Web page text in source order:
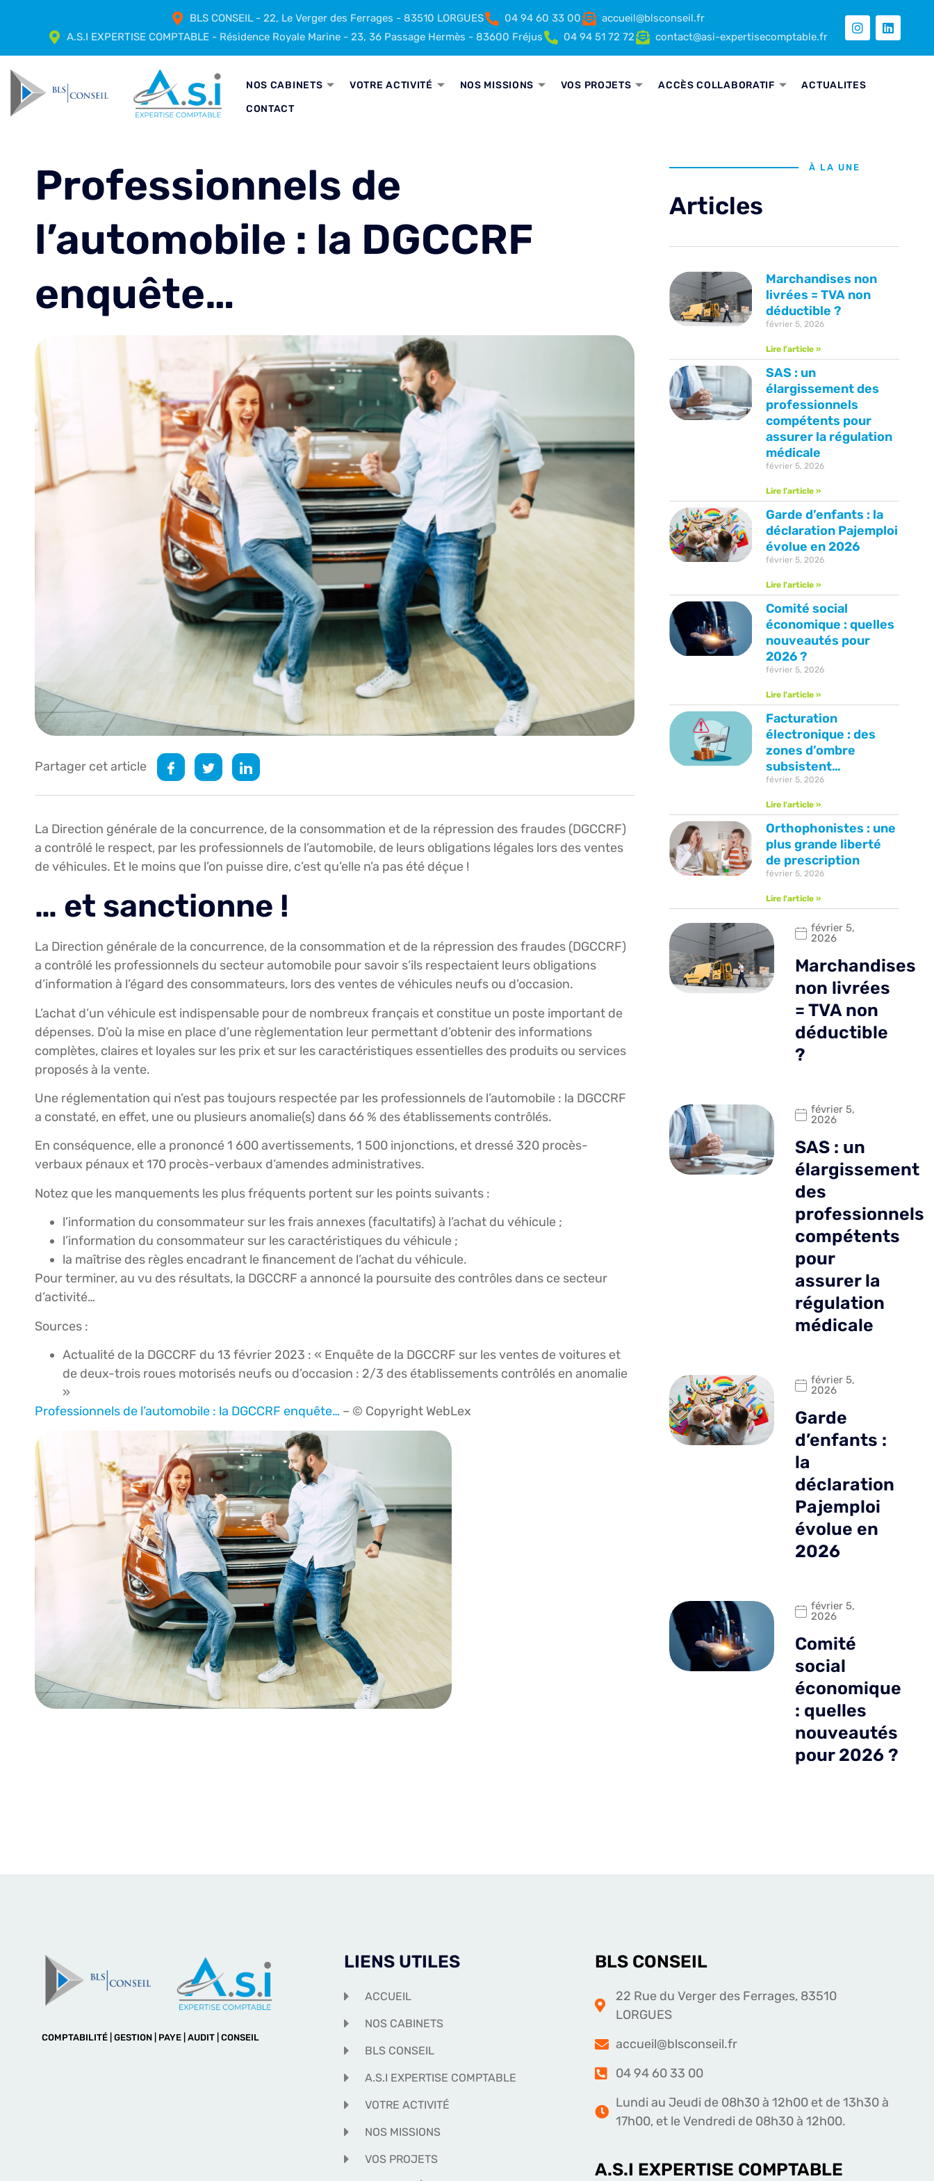
BLS CONSEIL - 22, Le Verger des Ferrages - 83510 LORGUES 04 94 60 33 00
accueil@blsconseil.fr
A.S.I EXPERTISE COMPTABLE - Résidence Royale Marine - 23, 36 Passage Hermès - 83600 Fréjus
04 94 51 72 72 contact@asi-expertisecomptable.fr
NOS CABINETS VOTRE ACTIVITÉ NOS MISSIONS VOS PROJETS ACCÈS COLLABORATIF
ACTUALITES
CONTACT
Professionnels de
l’automobile : la DGCCRF
enquête…
Partager cet article
La Direction générale de la concurrence, de la consommation et de la répression des fraudes (DGCCRF)
a contrôlé le respect, par les professionnels de l’automobile, de leurs obligations légales lors des ventes
de véhicules. Et le moins que l’on puisse dire, c’est qu’elle n’a pas été déçue !
… et sanctionne !
La Direction générale de la concurrence, de la consommation et de la répression des fraudes (DGCCRF)
a contrôlé les professionnels du secteur automobile pour savoir s’ils respectaient leurs obligations
d’information à l’égard des consommateurs, lors des ventes de véhicules neufs ou d’occasion.
L’achat d’un véhicule est indispensable pour de nombreux français et constitue un poste important de
dépenses. D’où la mise en place d’une règlementation leur permettant d’obtenir des informations
complètes, claires et loyales sur les prix et sur les caractéristiques essentielles des produits ou services
proposés à la vente.
Une réglementation qui n’est pas toujours respectée par les professionnels de l’automobile : la DGCCRF
a constaté, en effet, une ou plusieurs anomalie(s) dans 66 % des établissements contrôlés.
En conséquence, elle a prononcé 1 600 avertissements, 1 500 injonctions, et dressé 320 procès-
verbaux pénaux et 170 procès-verbaux d’amendes administratives.
Notez que les manquements les plus fréquents portent sur les points suivants :
l’information du consommateur sur les frais annexes (facultatifs) à l’achat du véhicule ;
l’information du consommateur sur les caractéristiques du véhicule ;
la maîtrise des règles encadrant le financement de l’achat du véhicule.
Pour terminer, au vu des résultats, la DGCCRF a annoncé la poursuite des contrôles dans ce secteur
d’activité…
Sources :
Actualité de la DGCCRF du 13 février 2023 : « Enquête de la DGCCRF sur les ventes de voitures et
de deux-trois roues motorisés neufs ou d’occasion : 2/3 des établissements contrôlés en anomalie
»
Professionnels de l’automobile : la DGCCRF enquête… – © Copyright WebLex
À LA UNE
Articles
Marchandises non
livrées = TVA non
déductible ?
février 5, 2026
Lire l'article »
SAS : un
élargissement des
professionnels
compétents pour
assurer la régulation
médicale
février 5, 2026
Lire l'article »
Garde d’enfants : la
déclaration Pajemploi
évolue en 2026
février 5, 2026
Lire l'article »
Comité social
économique : quelles
nouveautés pour
2026 ?
février 5, 2026
Lire l'article »
Facturation
électronique : des
zones d’ombre
subsistent…
février 5, 2026
Lire l'article »
Orthophonistes : une
plus grande liberté
de prescription
février 5, 2026
Lire l'article »
février 5,
2026
Marchandises
non livrées
= TVA non
déductible
?
février 5,
2026
SAS : un
élargissement
des
professionnels
compétents
pour
assurer la
régulation
médicale
février 5,
2026
Garde
d’enfants :
la
déclaration
Pajemploi
évolue en
2026
février 5,
2026
Comité
social
économique
: quelles
nouveautés
pour 2026 ?
COMPTABILITÉ | GESTION | PAYE | AUDIT | CONSEIL
LIENS UTILES
ACCUEIL
NOS CABINETS
BLS CONSEIL
A.S.I EXPERTISE COMPTABLE
VOTRE ACTIVITÉ
NOS MISSIONS
VOS PROJETS
BLS CONSEIL
22 Rue du Verger des Ferrages, 83510
LORGUES
accueil@blsconseil.fr
04 94 60 33 00
Lundi au Jeudi de 08h30 à 12h00 et de 13h30 à
17h00, et le Vendredi de 08h30 à 12h00.
A.S.I EXPERTISE COMPTABLE